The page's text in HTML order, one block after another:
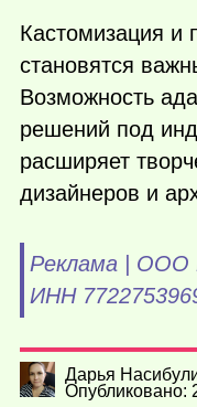
Кастомизация и
становятся
Возможность
решений под
расширяет
дизайнеров и
Реклама | ООО
ИНН
Дарья
Опубликовано: